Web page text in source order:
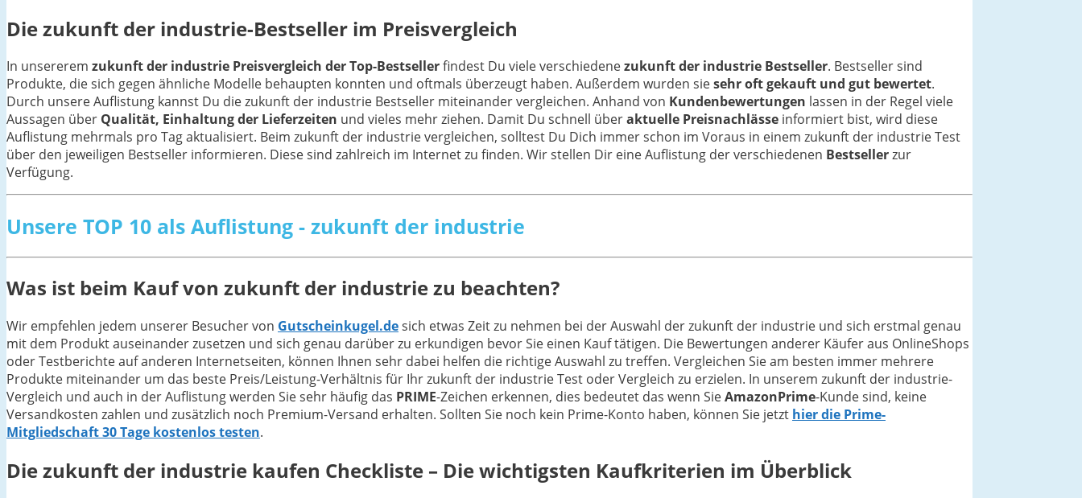
Die zukunft der industrie-Bestseller im Preisvergleich
In unsererem zukunft der industrie Preisvergleich der Top-Bestsellerfindest Du viele verschiedenezukunft der industrie Bestseller. Bestseller sind
Produkte, die sich gegen ähnliche Modelle behaupten konnten und oftmals überzeugt haben. Außerdem wurden siesehr oft gekauft und gut bewertet.
Durch unsere Auflistung kannst Du die zukunft der industrie Bestseller miteinander vergleichen. Anhand von Kundenbewertungen lassen in der Regel viele
Aussagen über Qualität, Einhaltung der Lieferzeiten und vieles mehr ziehen. Damit Du schnell überaktuelle Preisnachlässe informiert bist, wird diese
Auflistung mehrmals pro Tag aktualisiert. Beim zukunft der industrie vergleichen, solltest Du Dich immer schon im Voraus in einem zukunft der industrie Test
über den jeweiligen Bestseller informieren. Diese sind zahlreich im Internet zu finden. Wir stellen Dir eine Auflistung der verschiedenen Bestsellerzur
Verfügung.
Unsere TOP 10 als Auflistung - zukunft der industrie
Was ist beim Kauf von zukunft der industrie zu beachten?
Wir empfehlen jedem unserer Besucher von Gutscheinkugel.desich etwas Zeit zu nehmen bei der Auswahl der zukunft der industrie und sich erstmal genau
mit dem Produkt auseinander zusetzen und sich genau darüber zu erkundigen bevor Sie einen Kauf tätigen. Die Bewertungen anderer Käufer aus OnlineShops
oder Testberichte auf anderen Internetseiten, können Ihnen sehr dabei helfen die richtige Auswahl zu treffen. Vergleichen Sie am besten immer mehrere
Produkte miteinander um das beste Preis/Leistung-Verhältnis für Ihr zukunft der industrie Test oder Vergleich zu erzielen. In unserem zukunft der industrie-
Vergleich und auch in der Auflistung werden Sie sehr häufig das PRIME-Zeichen erkennen, dies bedeutet das wenn SieAmazonPrime-Kunde sind, keine
Versandkosten zahlen und zusätzlich noch Premium-Versand erhalten. Sollten Sie noch kein Prime-Konto haben, können Sie jetzt hier die Prime-
Mitgliedschaft 30 Tage kostenlos testen.
Diezukunft der industrie kaufen Checkliste – Die wichtigsten Kaufkriterien im Überblick